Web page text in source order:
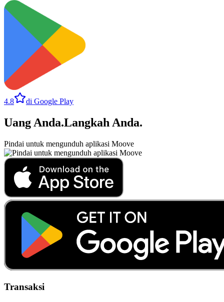
4.8 di Google Play
Uang Anda.Langkah Anda.
Pindai untuk mengunduh aplikasi Moove
Transaksi